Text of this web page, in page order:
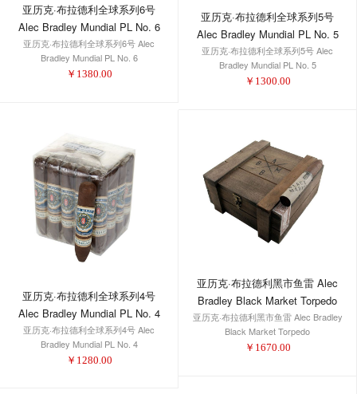
亚历克·布拉德利全球系列6号
Alec Bradley Mundial PL No. 6
亚历克·布拉德利全球系列6号 Alec
Bradley Mundial PL No. 6
￥ 1380.00
亚历克·布拉德利全球系列5号
Alec Bradley Mundial PL No. 5
亚历克·布拉德利全球系列5号 Alec
Bradley Mundial PL No. 5
￥ 1300.00
亚历克·布拉德利全球系列4号
Alec Bradley Mundial PL No. 4
亚历克·布拉德利全球系列4号 Alec
Bradley Mundial PL No. 4
￥ 1280.00
亚历克·布拉德利黑市鱼雷 Alec
Bradley Black Market Torpedo
亚历克·布拉德利黑市鱼雷 Alec Bradley
Black Market Torpedo
￥ 1670.00